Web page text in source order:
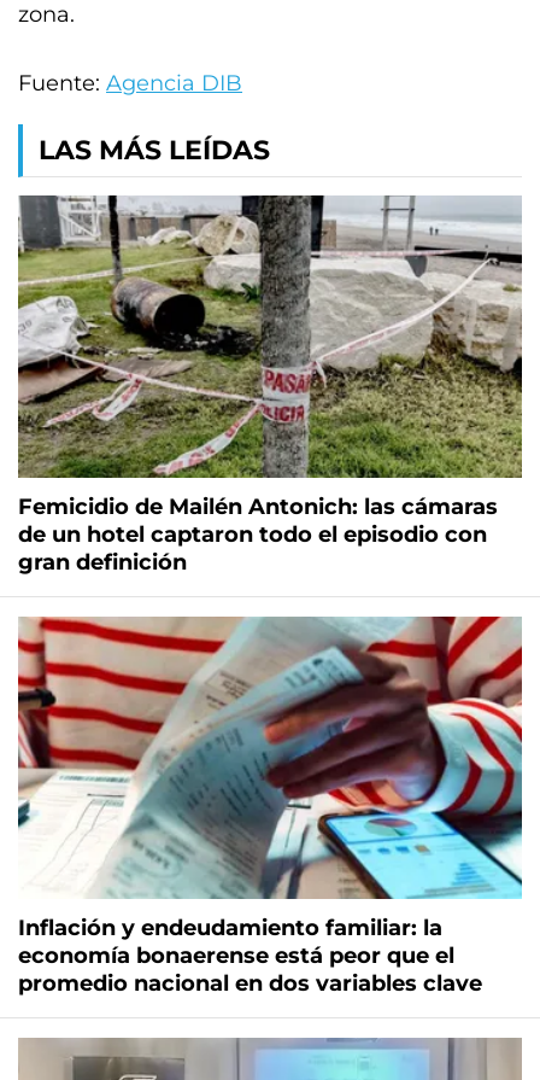
zona.
Fuente: Agencia DIB
LAS MÁS LEÍDAS
Femicidio de Mailén Antonich: las cámaras
de un hotel captaron todo el episodio con
gran definición
Inflación y endeudamiento familiar: la
economía bonaerense está peor que el
promedio nacional en dos variables clave